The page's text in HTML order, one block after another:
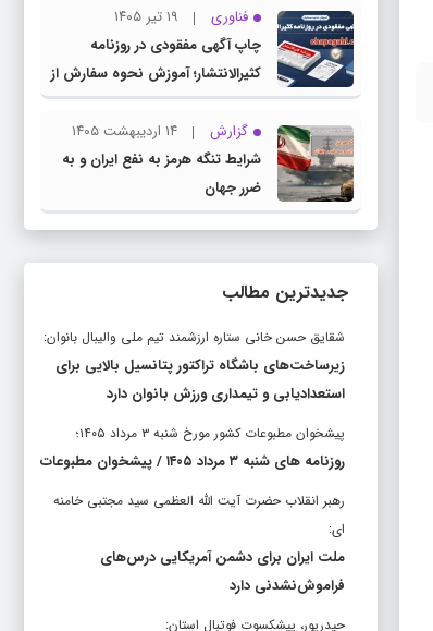
فناوری
۱۹ تیر ۱۴۰۵
چاپ آگهی مفقودی در روزنامه
کثیرالانتشار؛ آموزش نحوه سفارش از
سامانه چاپ آگهی دات کام
گزارش
۱۴ اردیبهشت ۱۴۰۵
شرایط تنگه هرمز به نفع ایران و به
ضرر جهان
جدیدترین مطالب
شقایق حسن خانی ستاره ارزشمند تیم ملی والیبال بانوان:
زیرساخت‌های باشگاه تراکتور پتانسیل بالایی برای
استعدادیابی و تیمداری ورزش بانوان دارد
پیشخوان مطبوعات کشور مورخ شنبه ۳ مرداد ۱۴۰۵؛
روزنامه های شنبه ۳ مرداد ۱۴۰۵ / پیشخوان مطبوعات
رهبر انقلاب حضرت آیت الله العظمی سید مجتبی خامنه
ای:
ملت ایران برای دشمن آمریکایی درس‌های
فراموش‌نشدنی دارد
حیدرپور، پیشکسوت فوتبال استان: